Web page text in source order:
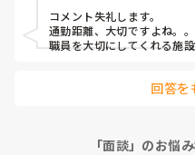
年取るの早いよ〜と言われた
こっちも介護とは全く違う
前も同じような事投稿しま
コメント失礼します。
通勤距離、大切ですよね。。
職員を大切にしてくれる施
回答を
「面談」のお悩